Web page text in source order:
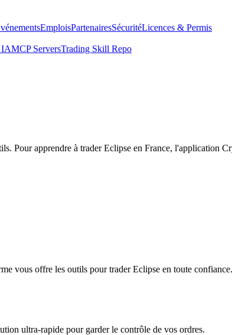
EmploisPartenairesSécuritéLicences & Permis
IAMCP ServersTrading Skill Repo
Pour apprendre à trader Eclipse en France, l'application
vous offre les outils pour trader Eclipse en toute confiance.
ultra-rapide pour garder le contrôle de vos ordres.